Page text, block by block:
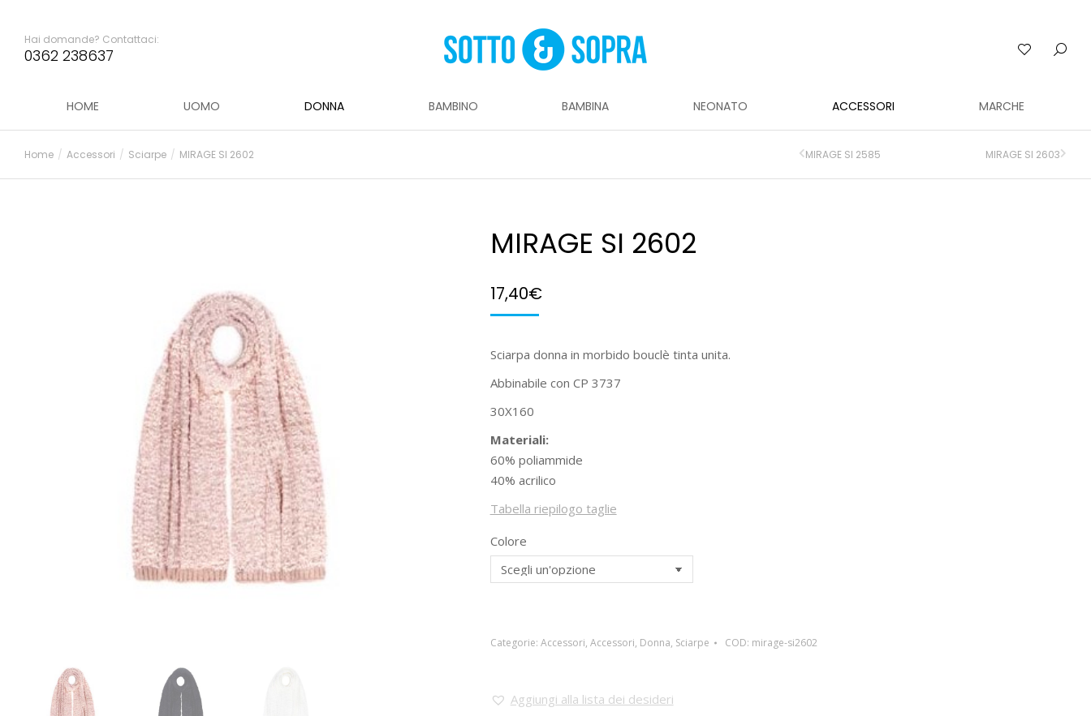
Hai domande? Contattaci:
0362 238637
HOME UOMO DONNA BAMBINO BAMBINA NEONATO ACCESSORI MARCHE
Tu sei qui:
Home Accessori Sciarpe MIRAGE SI 2602 MIRAGE SI 2585 MIRAGE SI 2603
MIRAGE SI 2602
17,40€
Sciarpa donna in morbido bouclè tinta unita.
Abbinabile con CP 3737
30X160
Materiali:
60% poliammide
40% acrilico
Tabella riepilogo taglie
Colore
Categorie: Accessori, Accessori, Donna, Sciarpe COD: mirage-si2602
Aggiungi alla lista dei desideri